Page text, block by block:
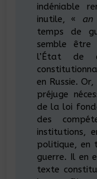
indéniable
inutile, « an
temps de
semble
l’État de
en Russie.
préjuge
de la loi
des
institutions,
politique, en
guerre. Il en
texte